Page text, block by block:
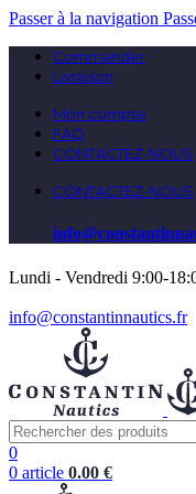
Passer à la navigation
Commander
Livraison
Mon compte
FAQ
CONTACTEZ-NOUS
CONTACTEZ-NOUS
Lundi - Vendredi 9:00-
info@constantinnautics.fr
0
0 article 0.00 €